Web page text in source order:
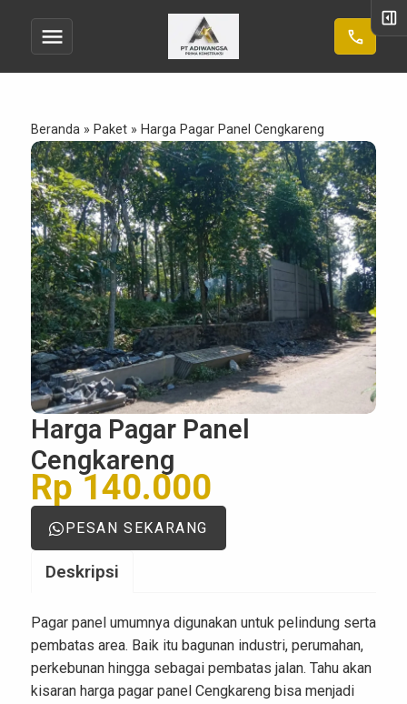
menu call
Beranda » Paket » Harga Pagar Panel Cengkareng
Harga Pagar Panel
Cengkareng
Rp 140.000
PESAN SEKARANG
Deskripsi
Pagar panel umumnya digunakan untuk pelindung serta
pembatas area. Baik itu bagunan industri, perumahan,
perkebunan hingga sebagai pembatas jalan. Tahu akan
kisaran harga pagar panel Cengkareng bisa menjadi
right_panel_open